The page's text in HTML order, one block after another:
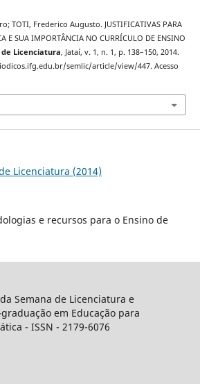
TOTI, Frederico Augusto. JUSTIFICATIVAS PARA
E SUA IMPORTÂNCIA NO CURRÍCULO DE ENSINO
de Licenciatura, Jataí, v. 1, n. 1, p. 138–150, 2014.
semlic/article/view/447. Acesso
Licenciatura (2014)
e recursos para o Ensino de
Semana de Licenciatura e
em Educação para
- ISSN - 2179-6076